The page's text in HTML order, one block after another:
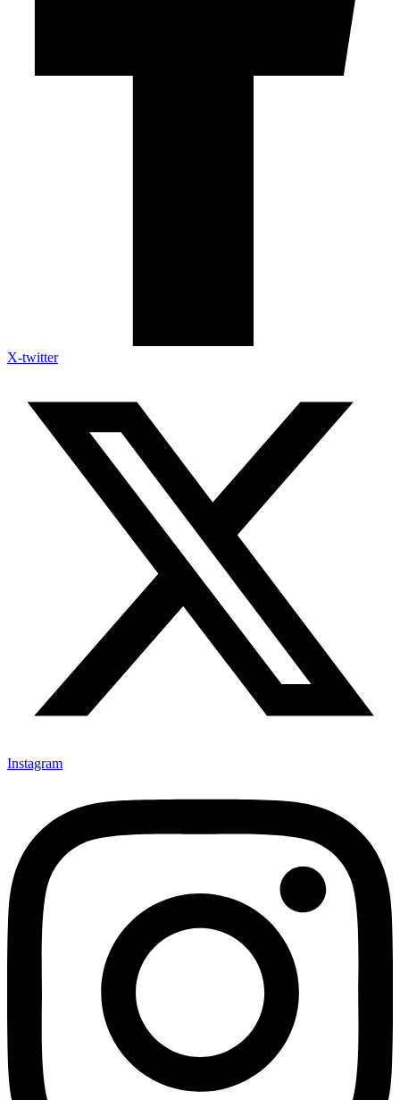
X-twitter
Instagram